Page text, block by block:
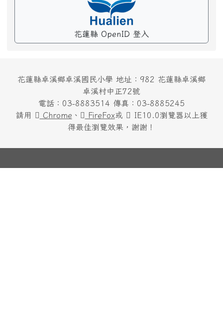
花蓮縣 OpenID 登入
花蓮縣卓溪鄉卓溪國民小學 地址：982 花蓮縣卓溪鄉
卓溪村中正72號
電話：03-8883514 傳真：03-8885245
請用
Chrome 、 FireFox或
IE10.0瀏覽器以上獲
得最佳瀏覽效果，謝謝！